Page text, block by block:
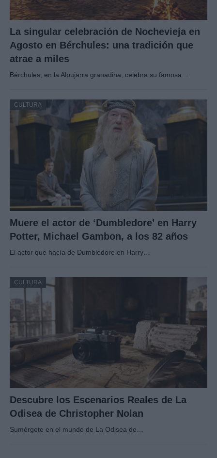
La singular celebración de Nochevieja en
Agosto en Bérchules: una tradición que
atrae a miles
Bérchules, en la Alpujarra granadina, celebra su famosa…
CULTURA
Muere el actor de ‘Dumbledore’ en Harry
Potter, Michael Gambon, a los 82 años
El actor que hacía de Dumbledore en Harry…
CULTURA
Descubre los Escenarios Reales de La
Odisea de Christopher Nolan
Sumérgete en el mundo de La Odisea de…